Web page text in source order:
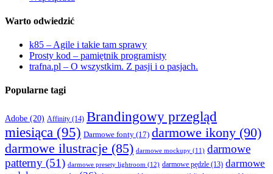
Warto odwiedzić
k85 – Agile i takie tam sprawy
Prosty kod – pamiętnik programisty
trafna.pl – O wszystkim. Z pasji i o pasjach.
Popularne tagi
Adobe (20) Affinity (14) Brandingowy przegląd
miesiąca (95) Darmowe fonty (17) darmowe ikony (90)
darmowe ilustracje (85) darmowe mockupy (11) darmowe
patterny (51) darmowe presety lightroom (12) darmowe pędzle (13) darmowe